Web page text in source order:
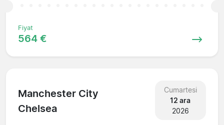
Fiyat
564 €
Manchester City
Chelsea
Cumartesi
12 ara
2026